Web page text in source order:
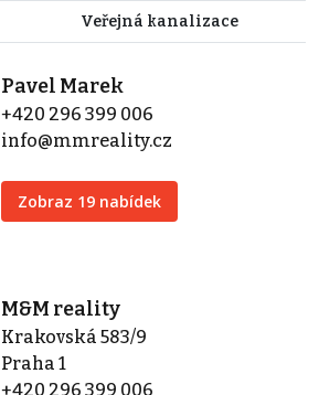
Veřejná kanalizace
Pavel Marek
+420 296 399 006
info@mmreality.cz
Zobraz 19 nabídek
M&M reality
Krakovská 583/9
Praha 1
+420 296 399 006